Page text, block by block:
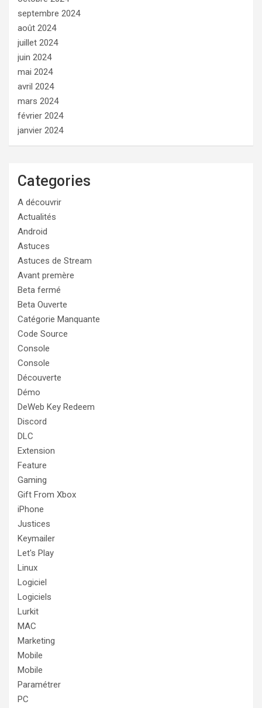
septembre 2024
août 2024
juillet 2024
juin 2024
mai 2024
avril 2024
mars 2024
février 2024
janvier 2024
Categories
A découvrir
Actualités
Android
Astuces
Astuces de Stream
Avant premère
Beta fermé
Beta Ouverte
Catégorie Manquante
Code Source
Console
Console
Découverte
Démo
DeWeb Key Redeem
Discord
DLC
Extension
Feature
Gaming
Gift From Xbox
iPhone
Justices
Keymailer
Let's Play
Linux
Logiciel
Logiciels
Lurkit
MAC
Marketing
Mobile
Mobile
Paramétrer
PC